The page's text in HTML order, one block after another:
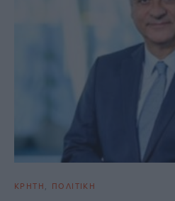
ΚΡΗΤΗ ΠΟΛΙΤΙΚΗ